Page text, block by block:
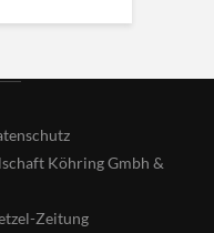
Köhring Gmbh &
Zeitung